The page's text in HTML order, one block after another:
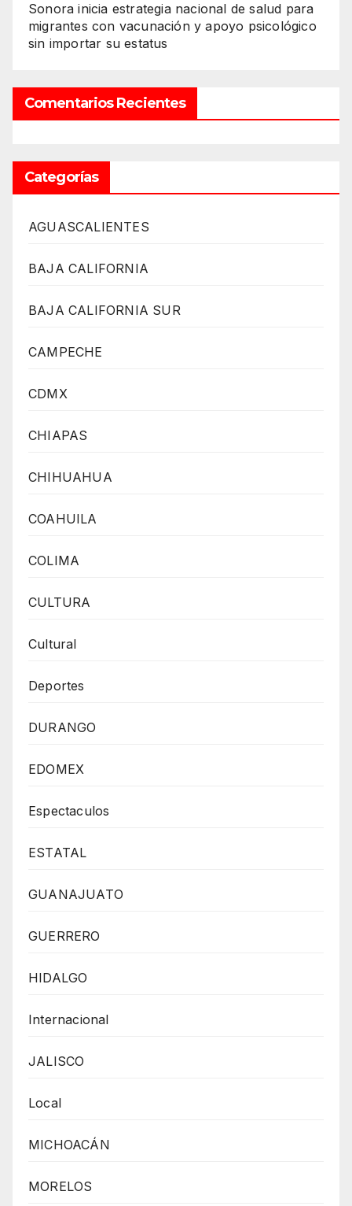
Sonora inicia estrategia nacional de salud para
migrantes con vacunación y apoyo psicológico
sin importar su estatus
Comentarios Recientes
Categorías
AGUASCALIENTES
BAJA CALIFORNIA
BAJA CALIFORNIA SUR
CAMPECHE
CDMX
CHIAPAS
CHIHUAHUA
COAHUILA
COLIMA
CULTURA
Cultural
Deportes
DURANGO
EDOMEX
Espectaculos
ESTATAL
GUANAJUATO
GUERRERO
HIDALGO
Internacional
JALISCO
Local
MICHOACÁN
MORELOS